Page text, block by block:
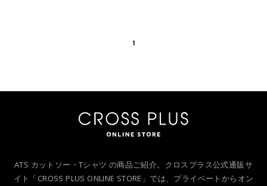
1
ATS カットソー・Tシャツ の商品ご紹介。クロスプラス公式通販サ
イト「CROSS PLUS ONLINE STORE」では、プライベートからオン